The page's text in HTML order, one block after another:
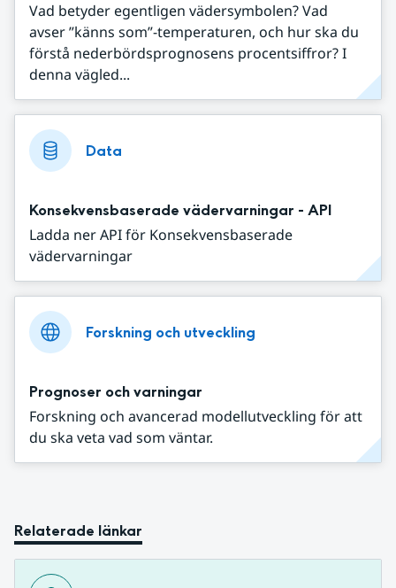
Vad betyder egentligen vädersymbolen? Vad
avser ”känns som”-temperaturen, och hur ska du
förstå nederbördsprognosens procentsiffror? I
denna vägled...
Data
Konsekvensbaserade vädervarningar - API
Ladda ner API för Konsekvensbaserade
vädervarningar
Forskning och utveckling
Prognoser och varningar
Forskning och avancerad modellutveckling för att
du ska veta vad som väntar.
Relaterade länkar